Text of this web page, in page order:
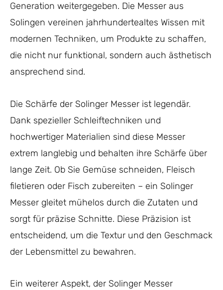
Generation weitergegeben. Die Messer aus
Solingen vereinen jahrhundertealtes Wissen mit
modernen Techniken, um Produkte zu schaffen,
die nicht nur funktional, sondern auch ästhetisch
ansprechend sind.
Die Schärfe der Solinger Messer ist legendär.
Dank spezieller Schleiftechniken und
hochwertiger Materialien sind diese Messer
extrem langlebig und behalten ihre Schärfe über
lange Zeit. Ob Sie Gemüse schneiden, Fleisch
filetieren oder Fisch zubereiten – ein Solinger
Messer gleitet mühelos durch die Zutaten und
sorgt für präzise Schnitte. Diese Präzision ist
entscheidend, um die Textur und den Geschmack
der Lebensmittel zu bewahren.
Ein weiterer Aspekt, der Solinger Messer